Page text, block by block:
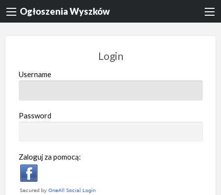
Ogłoszenia Wyszków
Login
Username
Password
Zaloguj za pomocą: